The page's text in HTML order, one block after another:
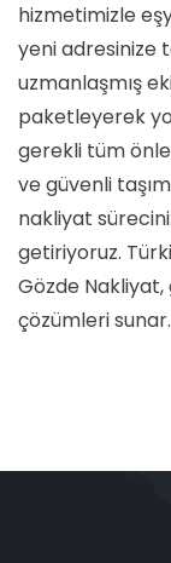
hizmetimizle
yeni adresinize
uzmanlaşmış
paketleyerek
gerekli tüm
ve güvenli
nakliyat
getiriyoruz.
Gözde Nakliyat,
çözümleri sunar.